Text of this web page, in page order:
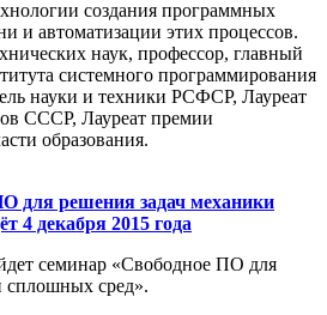
создания программных
и автоматизации этих процессов.
наук, профессор, главный
системного программирования
науки и техники РСФСР, Лауреат
СССР, Лауреат премии
образования.
для решения задач механики
4 декабря 2015 года
семинар «Свободное ПО для
сплошных сред».